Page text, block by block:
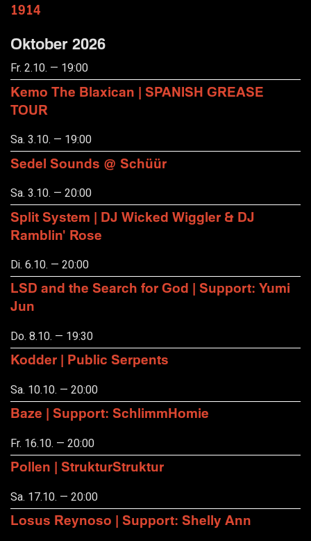
1914
Oktober 2026
Fr. 2.10. — 19:00
Kemo The Blaxican | SPANISH GREASE
TOUR
Sa. 3.10. — 19:00
Sedel Sounds @ Schüür
Sa. 3.10. — 20:00
Split System | DJ Wicked Wiggler & DJ
Ramblin' Rose
Di. 6.10. — 20:00
LSD and the Search for God | Support: Yumi
Jun
Do. 8.10. — 19:30
Kodder | Public Serpents
Sa. 10.10. — 20:00
Baze | Support: SchlimmHomie
Fr. 16.10. — 20:00
Pollen | StrukturStruktur
Sa. 17.10. — 20:00
Losus Reynoso | Support: Shelly Ann